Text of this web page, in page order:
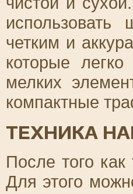
четким и
которые
мелких
компактные
ТЕХНИКА
После того
Для этого